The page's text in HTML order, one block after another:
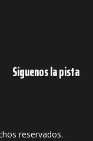
Síguenos la pista
reservados.